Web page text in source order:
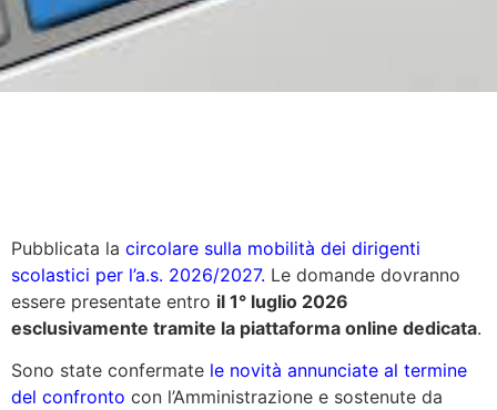
Pubblicata la circolare sulla mobilità dei dirigenti
scolastici per l’a.s. 2026/2027. Le domande dovranno
essere presentate entro il 1° luglio 2026
esclusivamente tramite la piattaforma online dedicata.
Sono state confermate le novità annunciate al termine
del confronto con l’Amministrazione e sostenute da